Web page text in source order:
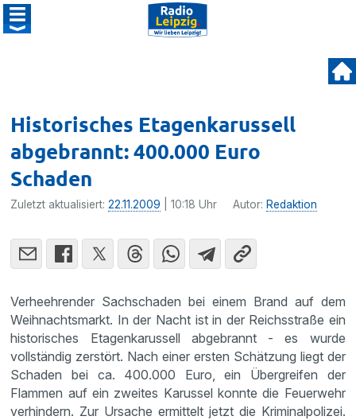
Historisches Etagenkarussell
abgebrannt: 400.000 Euro
Schaden
Zuletzt aktualisiert:22.11.2009 | 10:18 Uhr Autor: Redaktion
Verheeh­render Sachschaden bei einem Brand auf dem
Weihnachts­markt. In der Nacht ist in der Reichs­straße ein
histo­ri­sches Etagen­ka­rus­sell abgebrannt - es wurde
vollständig zerstört. Nach einer ersten Schät­zung liegt der
Schaden bei ca. 400.000 Euro, ein Übergreifen der
Flammen auf ein zweites Karussel konnte die Feuer­wehr
verhin­dern. Zur Ursache ermit­telt jetzt die Krimi­nal­po­lizei.